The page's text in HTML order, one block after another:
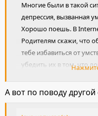
Многие были в такой
депрессия, вызванная
Хорошо поешь. В
Родителям скажи, что
тебе избавиться от
убедить их в том, что
и избавиться от
А вот по поводу